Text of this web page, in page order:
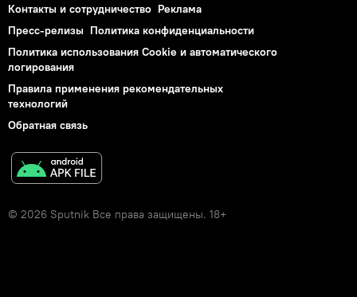
Контакты и сотрудничество Реклама
Пресс-релизы Политика конфиденциальности
Политика использования Cookie и автоматического
логирования
Правила применения рекомендательных
технологий
Обратная связь
© 2026 Sputnik Все права защищены. 18+